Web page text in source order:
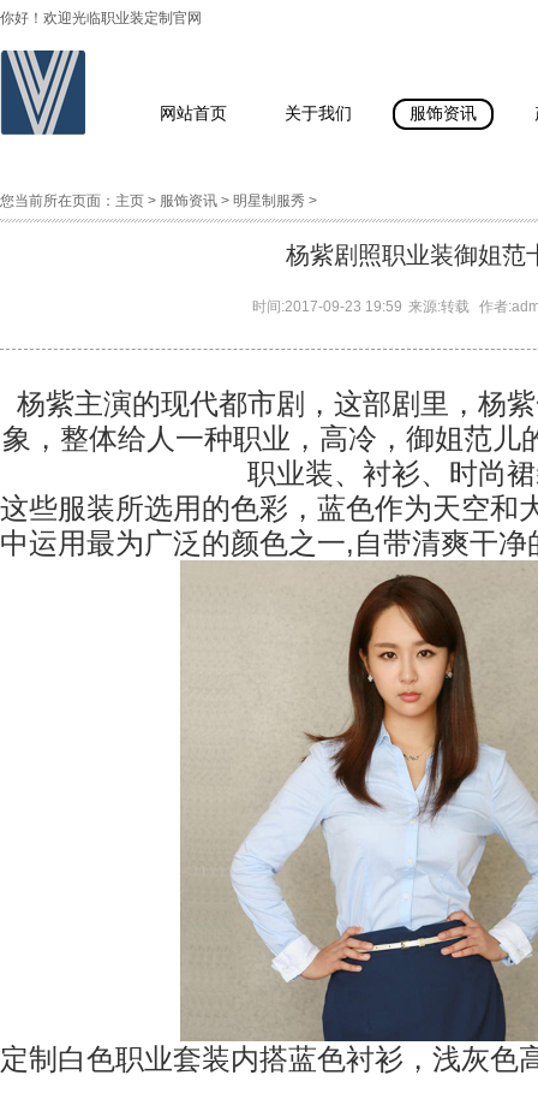
你好！欢迎光临职业装定制官网
网站首页 关于我们 服饰资讯
您当前所在页面： 主页 > 服饰资讯 > 明星制服秀 >
杨紫剧照职业装御姐范
时间:2017-09-23 19:59 来源:转载 作者:
杨紫主演的现代都市剧，这部剧里，杨
象，整体给人一种职业，高冷，御姐范儿
职业装、衬衫、时尚
这些服装所选用的色彩，蓝色作为天空和
中运用最为广泛的颜色之一,自带清爽干
定制白色职业套装内搭蓝色衬衫，浅灰色